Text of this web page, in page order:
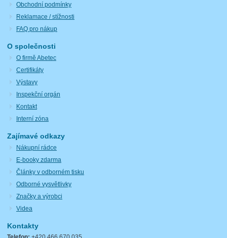
Obchodní podmínky
Reklamace / stížnosti
FAQ pro nákup
O společnosti
O firmě Abetec
Certifikáty
Výstavy
Inspekční orgán
Kontakt
Interní zóna
Zajímavé odkazy
Nákupní rádce
E-booky zdarma
Články v odborném tisku
Odborné vysvětlivky
Značky a výrobci
Videa
Kontakty